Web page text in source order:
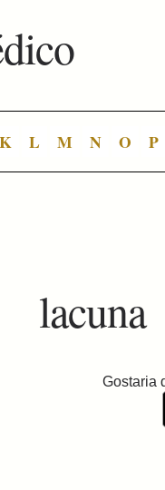
K L M N O P
lacuna
Gostaria